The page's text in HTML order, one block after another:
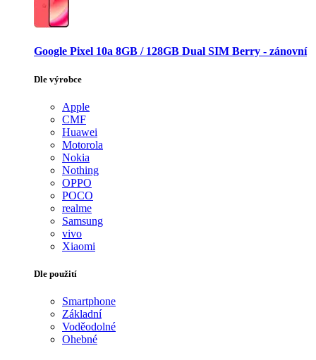
Google Pixel 10a 8GB / 128GB Dual SIM Berry - zánovní
Dle výrobce
Apple
CMF
Huawei
Motorola
Nokia
Nothing
OPPO
POCO
realme
Samsung
vivo
Xiaomi
Dle použití
Smartphone
Základní
Voděodolné
Ohebné